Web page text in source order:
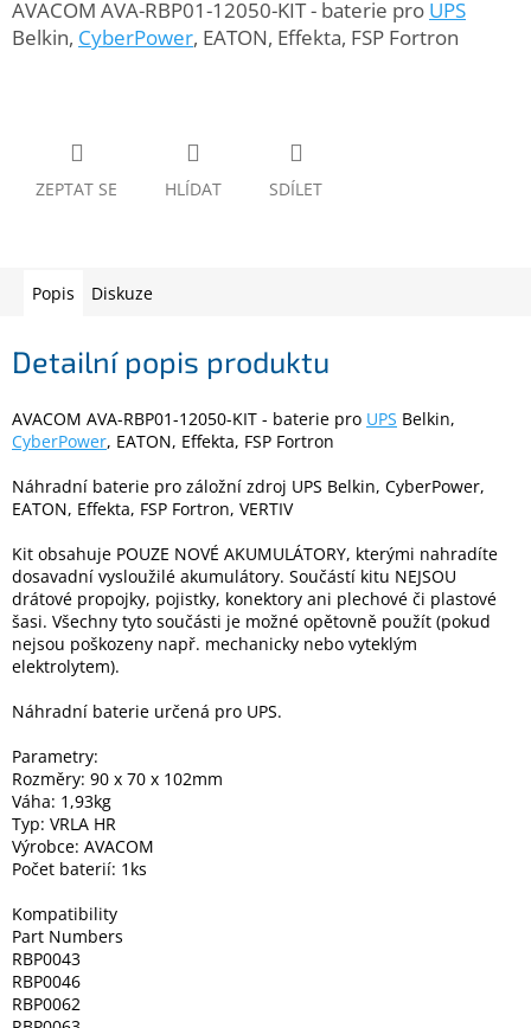
www.inpraise.cz
tablety
zahrada
Velké
spotřebiče
Počítače
a
Elektronika
Domácnost
%
Friday
VÝPRODEJ
Akční
TONERY
A
CARTRIDGE
OEM
AVACOM AVA-RBP01-12050-KIT - baterie pro UPS
Belkin, CyberPower, EATON, Effekta, FSP Fortron
ZEPTAT SE HLÍDAT SDÍLET
Popis Diskuze
Detailní popis produktu
AVACOM AVA-RBP01-12050-KIT - baterie pro UPS Belkin,
CyberPower, EATON, Effekta, FSP Fortron
Náhradní baterie pro záložní zdroj UPS Belkin, CyberPower,
EATON, Effekta, FSP Fortron, VERTIV
Kit obsahuje POUZE NOVÉ AKUMULÁTORY, kterými nahradíte
dosavadní vysloužilé akumulátory. Součástí kitu NEJSOU
drátové propojky, pojistky, konektory ani plechové či plastové
šasi. Všechny tyto součásti je možné opětovně použít (pokud
nejsou poškozeny např. mechanicky nebo vyteklým
elektrolytem).
Náhradní baterie určená pro UPS.
Parametry:
Rozměry: 90 x 70 x 102mm
Váha: 1,93kg
Typ: VRLA HR
Výrobce: AVACOM
Počet baterií: 1ks
Kompatibility
Part Numbers
RBP0043
RBP0046
RBP0062